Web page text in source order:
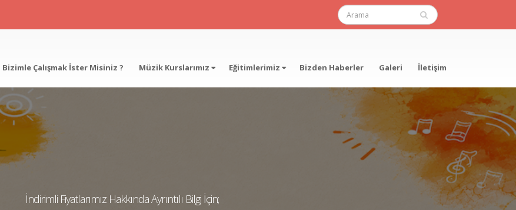
Bizimle Çalışmak İster Misiniz ? Müzik Kurslarımız Eğitimlerimiz Bizden Haberler Galeri İletişim
İndirimli Fiyatlarımız Hakkında Ayrıntılı Bilgi İçin;